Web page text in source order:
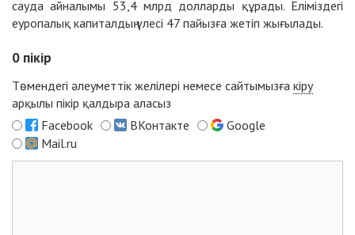
сауда айналымы 53,4 млрд долларды құрады. Еліміздегі
еуропалық капиталдың үлесі 47 пайызға жетіп жығылады.
0 пікір
Төмендегі әлеуметтік желілері немесе сайтымызға кіру
арқылы пікір қалдыра аласыз
Facebook
ВКонтакте
Google
Mail.ru